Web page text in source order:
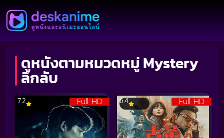
ดูหนังตามหมวดหมู่ Mystery
ลึกลับ
Full HD
7.2 Full HD
6.4